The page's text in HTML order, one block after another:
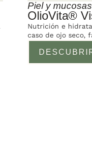
Piel y mucosas
OlioVita®
Nutrición e
caso de ojo seco,